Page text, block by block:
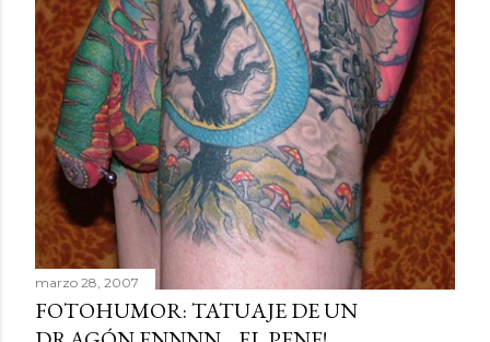
marzo 28, 2007
FOTOHUMOR: TATUAJE DE UN